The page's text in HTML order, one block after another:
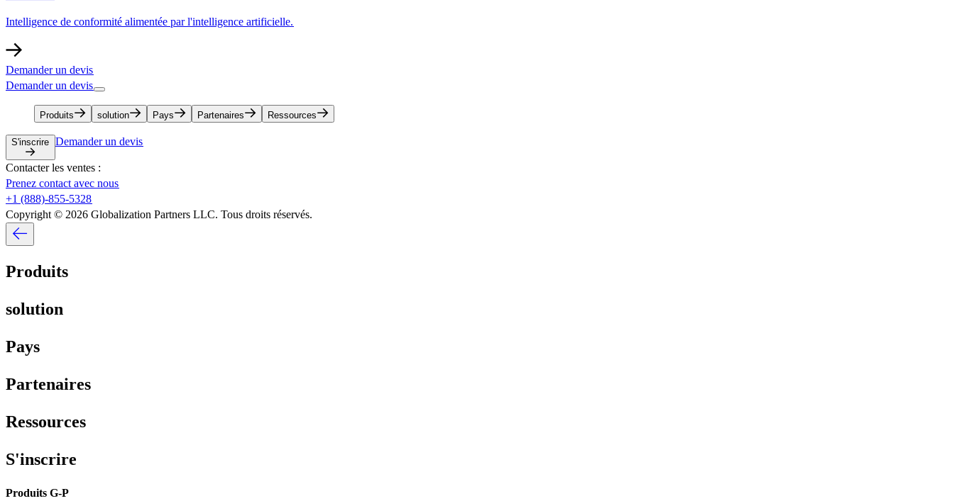
Intelligence de conformité alimentée par l'intelligence artificielle.​​
Demander un devis​​
Demander un devis​​
Produits​​ solution​​ Pays​​ Partenaires​​ Ressources​​
S'inscrire​​ Demander un devis​​
Contacter les ventes :​​
Prenez contact avec nous​​
+1 (888)-855-5328​​
Copyright © 2026 Globalization Partners LLC. Tous droits réservés.​​
Produits​​
solution​​
Pays​​
Partenaires​​
Ressources​​
S'inscrire​​
Produits G-P​​